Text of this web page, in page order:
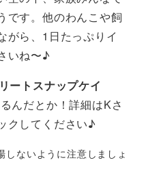
です。他のわんこや飼
がら、1日たっぷりイ
いね〜♪
ートスナップケイ
んだとか！詳細はKさ
クしてください♪
ないように注意しましょ